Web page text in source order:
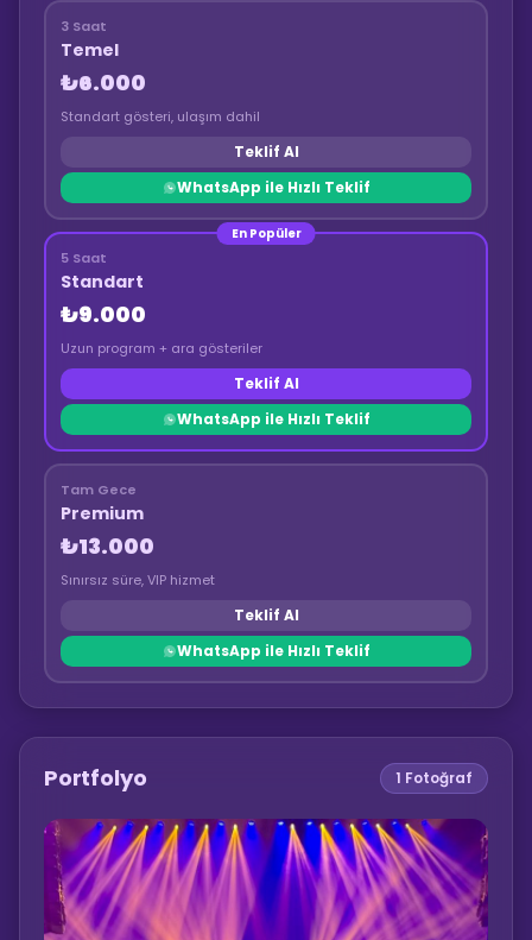
3 Saat
Temel
₺6.000
Standart gösteri, ulaşım dahil
Teklif Al
WhatsApp ile Hızlı Teklif
En Popüler
5 Saat
Standart
₺9.000
Uzun program + ara gösteriler
Teklif Al
WhatsApp ile Hızlı Teklif
Tam Gece
Premium
₺13.000
Sınırsız süre, VIP hizmet
Teklif Al
WhatsApp ile Hızlı Teklif
Portfolyo 1 Fotoğraf